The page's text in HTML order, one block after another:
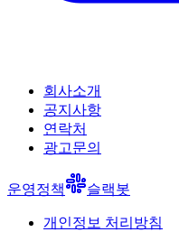
회사소개
공지사항
연락처
광고문의
운영정책 슬랙봇
개인정보 처리방침